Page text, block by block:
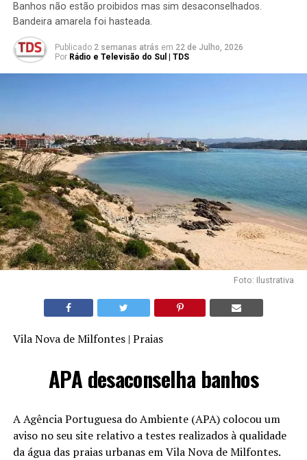
Banhos não estão proibidos mas sim desaconselhados.
Bandeira amarela foi hasteada.
Publicado 2 semanas atrás em 22 de Julho, 2026
Por Rádio e Televisão do Sul | TDS
Foto: Ilustrativa
Vila Nova de Milfontes | Praias
APA desaconselha banhos
A Agência Portuguesa do Ambiente (APA) colocou um
aviso no seu site relativo a testes realizados à qualidade
da água das praias urbanas em Vila Nova de Milfontes.